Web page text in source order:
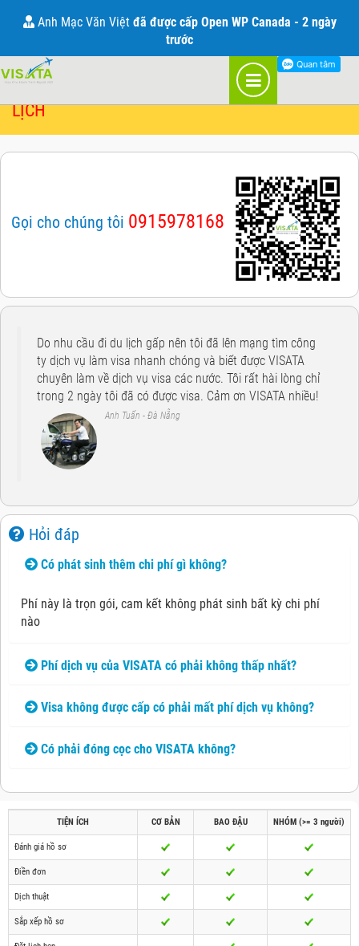
BẢNG GIÁ DỊCH VỤ VISA MỚI NHẤT 2021
BÁO GIÁ DỊCH VỤ VISA VÀ BẢO HIỂM DU
LỊCH
Gọi cho chúng tôi 0915978168
Do nhu cầu đi du lịch gấp nên tôi đã lên mạng tìm công
ty dịch vụ làm visa nhanh chóng và biết được VISATA
chuyên làm về dịch vụ visa các nước. Tôi rất hài lòng chỉ
trong 2 ngày tôi đã có được visa. Cảm ơn VISATA nhiều!
Anh Tuấn - Đà Nẵng
Hỏi đáp
Có phát sinh thêm chi phí gì không?
Phí này là trọn gói, cam kết không phát sinh bất kỳ chi phí
nào
Phí dịch vụ của VISATA có phải không thấp nhất?
Visa không được cấp có phải mất phí dịch vụ không?
Có phải đóng cọc cho VISATA không?
Anh Mạc Văn Việt đã được cấp Open WP Canada - 2 ngày
trước